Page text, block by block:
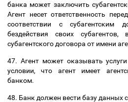
банка может заключить
Агент несет ответственность
соответствии с субагентским
бездействия своих
субагентского договора от имени
47. Агент может оказывать
условии, что агент имеет
банком.
48. Банк должен вести базу данных